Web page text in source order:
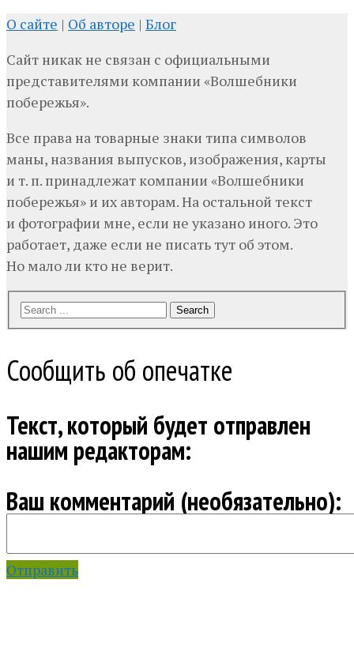
О сайте | Об авторе | Блог
Сайт никак не связан с официальными
представителями компании «Волшебники
побережья».
Все права на товарные знаки типа символов
маны, названия выпусков, изображения, карты
и т. п. принадлежат компании «Волшебники
побережья» и их авторам. На остальной текст
и фотографии мне, если не указано иного. Это
работает, даже если не писать тут об этом.
Но мало ли кто не верит.
Search
Сообщить об опечатке
Текст, который будет отправлен
нашим редакторам:
Ваш комментарий (необязательно):
Отправить